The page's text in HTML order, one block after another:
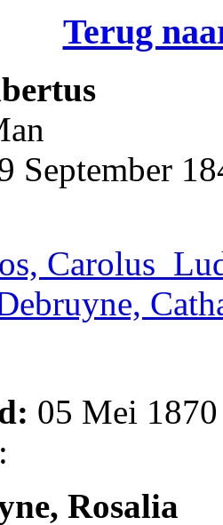
Terug
September
05 Mei
Rosalia